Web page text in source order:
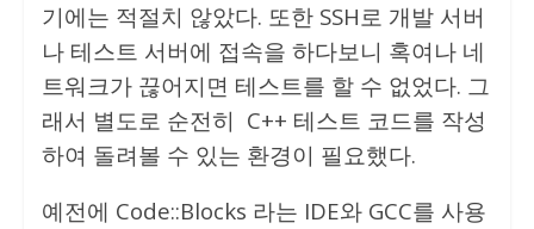
기에는 적절치 않았다. 또한 SSH로 개발 서버
나 테스트 서버에 접속을 하다보니 혹여나 네
트워크가 끊어지면 테스트를 할 수 없었다. 그
래서 별도로 순전히 C++ 테스트 코드를 작성
하여 돌려볼 수 있는 환경이 필요했다.
예전에 Code::Blocks 라는 IDE와 GCC를 사용